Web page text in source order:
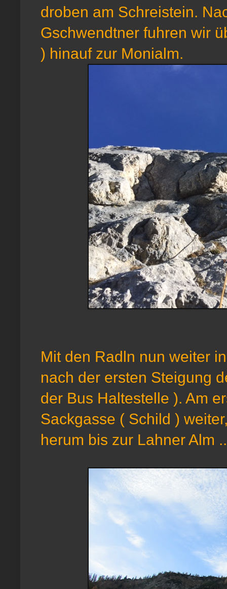
droben am Schreistein.
Gschwendtner fuhren wir
) hinauf zur Monialm.
Mit den Radln nun weiter
nach der ersten Steigung
der Bus Haltestelle ). Am
Sackgasse ( Schild )
herum bis zur Lahner Alm